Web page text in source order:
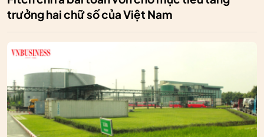
trưởng hai chữ số của Việt Nam